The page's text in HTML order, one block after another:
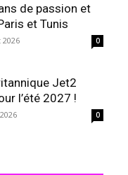
de passion et
et Tunis
0
Jet2
l’été 2027 !
0